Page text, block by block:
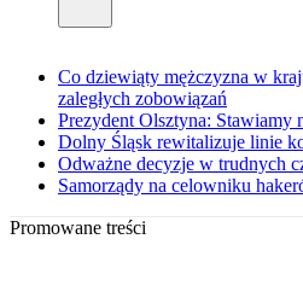
Co dziewiąty mężczyzna w
zaległych zobowiązań
Prezydent Olsztyna: Stawiamy
Dolny Śląsk rewitalizuje linie
Odważne decyzje w trudnych
Samorządy na celowniku
Promowane treści